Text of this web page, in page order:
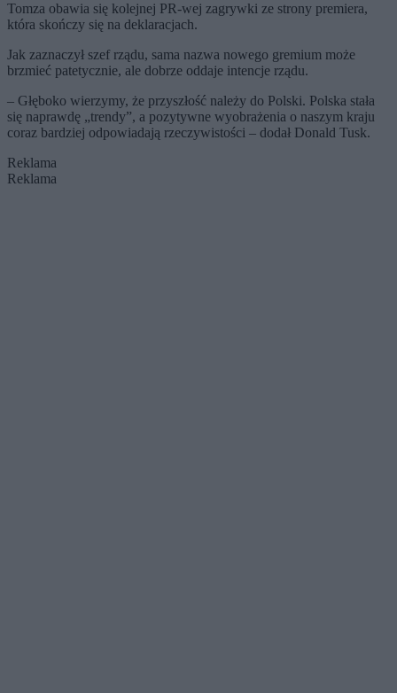
Tomza obawia się kolejnej PR-wej zagrywki ze strony premiera,
która skończy się na deklaracjach.
Jak zaznaczył szef rządu, sama nazwa nowego gremium może
brzmieć patetycznie, ale dobrze oddaje intencje rządu.
– Głęboko wierzymy, że przyszłość należy do Polski. Polska stała
się naprawdę „trendy”, a pozytywne wyobrażenia o naszym kraju
coraz bardziej odpowiadają rzeczywistości – dodał Donald Tusk.
Reklama
Reklama